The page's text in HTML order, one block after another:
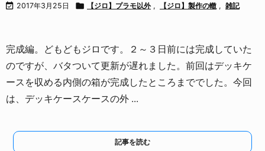
 2017年3月25日  【ジロ】プラモ以外 , 【ジロ】製作の轍 , 雑記
完成編。 どもどもジロです。
２～３日前には完成していた
のですが、バタついて更新が遅れました。 前回はデッキケ
ースを収める内側の箱が完成したところまででした。 今回
は、デッキケースケースの外 ...
記事を読む